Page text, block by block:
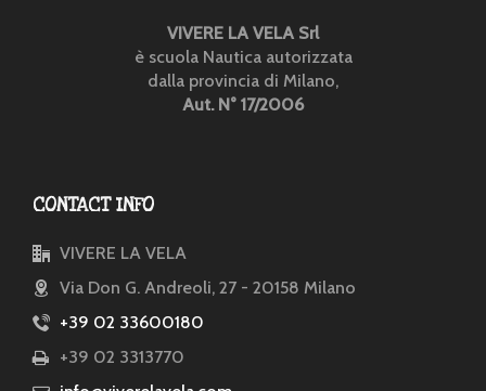
VIVERE LA VELA Srl
è scuola Nautica autorizzata
dalla provincia di Milano,
Aut. N° 17/2006
CONTACT INFO
VIVERE LA VELA
Via Don G. Andreoli, 27 - 20158 Milano
+39 02 33600180
+39 02 3313770